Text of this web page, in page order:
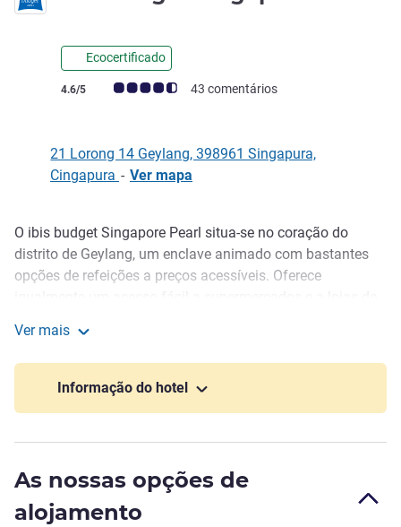
Ecocertificado
Nota clientes Avis (Classificação ALL)
4.6/5 43 comentários
21 Lorong 14 Geylang, 398961 Singapura,
Cingapura - Ver mapa
Descrição
O ibis budget Singapore Pearl situa-se no coração do
distrito de Geylang, um enclave animado com bastantes
opções de refeições a preços acessíveis. Oferece
diversidade cultural e restaurantes de culto são apenas
algumas das atrações disponíveis. Os hóspedes podem
passear pelas vielas sinuosas repletas de lojas coloridas,
Ofertas incríveis, conforto, design elegante e um
ambiente divertido - tudo aquilo que irá encontrar no ibis
budget Singapore Pearl. Estamos à sua espera!
Ver mais
Informação do hotel
As nossas opções de
alojamento